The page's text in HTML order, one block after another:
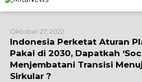
konten
Oktober 27, 2022
Indonesia Perketat Aturan
Pakai di 2030, Dapatkah
Menjembatani Transisi
Sirkular ?